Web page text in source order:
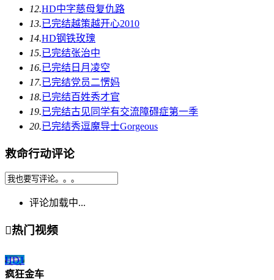
12.HD中字慈母复仇路
13.已完结越策越开心2010
14.HD钢铁玫瑰
15.已完结张治中
16.已完结 日月凌空
17.已完结党员二愣妈
18.已完结百姓秀才官
19.已完结古见同学有交流障碍症第一季
20.已完结秀逗魔导士Gorgeous
救命行动评论
评论加载中...
热门视频
HD1
疯狂金车